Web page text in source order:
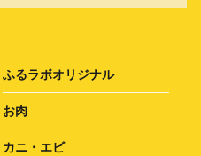
ふるラボオリジナル
お肉
カニ・エビ